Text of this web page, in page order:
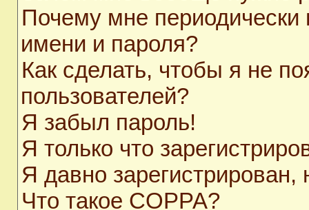
Почему мне периодически
имени и пароля?
Как сделать, чтобы я не
пользователей?
Я забыл пароль!
Я только что
Я давно
Что такое COPPA?